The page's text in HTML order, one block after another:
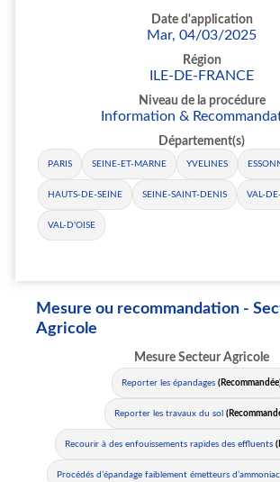
Date d'application
Mar, 04/03/2025
Région
ILE-DE-FRANCE
Niveau de la procédure
Information &
Département(s)
PARIS SEINE-ET-MARNE YVELINES
HAUTS-DE-SEINE SEINE-SAINT-DENIS VAL-
VAL-D'OISE
Mesure ou recommandation -
Agricole
Mesure Secteur Agricole
Reporter les épandages
Reporter les travaux du sol
Recourir à des enfouissements rapides des effluents
Procédés d’épandage faiblement émetteurs d’ammoniac